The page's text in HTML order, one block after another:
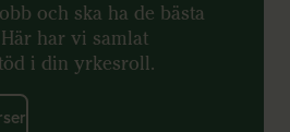
och ska ha de bästa
har vi samlat
i din yrkesroll.